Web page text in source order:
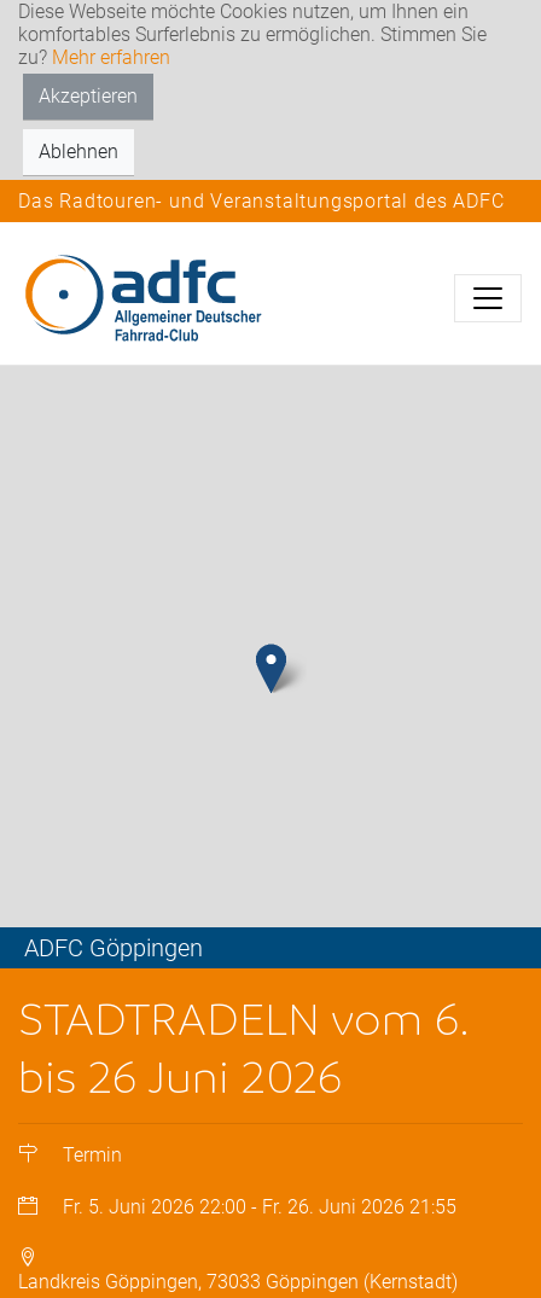
Diese Webseite möchte Cookies nutzen, um Ihnen ein
komfortables Surferlebnis zu ermöglichen. Stimmen Sie
zu? Mehr erfahren
Akzeptieren
Ablehnen
Das Radtouren- und Veranstaltungsportal des ADFC
ADFC Göppingen
STADTRADELN vom 6.
bis 26 Juni 2026
Termin
Fr. 5. Juni 2026 22:00 - Fr. 26. Juni 2026 21:55
Landkreis Göppingen, 73033 Göppingen (Kernstadt)